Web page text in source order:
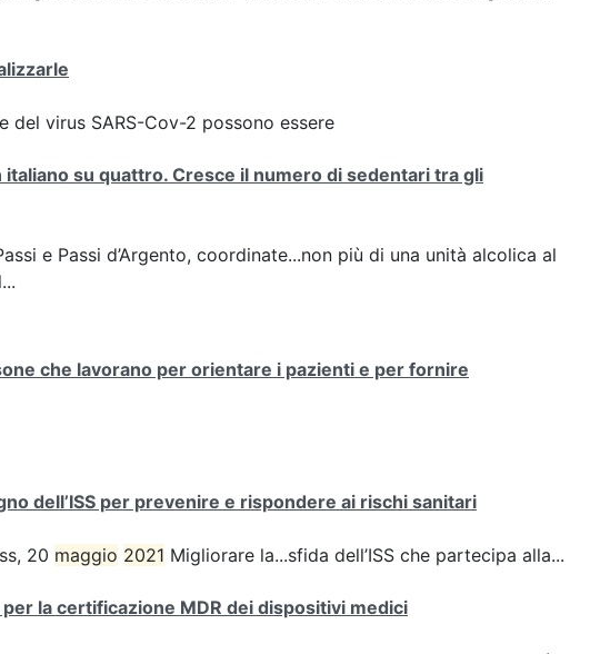
virus SARS-Cov-2 possono essere
su quattro. Cresce il numero di sedentari tra gli
e Passi d’Argento, coordinate...non più di una unità alcolica al
che lavorano per orientare i pazienti e per fornire
dell’ISS per prevenire e rispondere ai rischi sanitari
20 maggio 2021 Migliorare la...sfida dell’ISS che partecipa alla...
per la certificazione MDR dei dispositivi medici